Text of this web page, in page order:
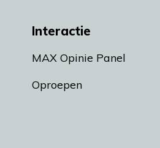
Interactie
MAX Opinie Panel
Oproepen